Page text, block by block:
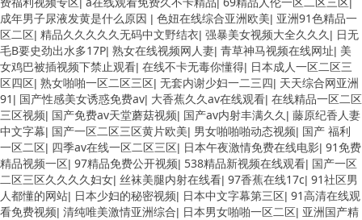
成年男子尿液发黄是什么原因 | 色妞在线综合亚洲欧美| 亚洲91色精品一
区二区| 精品久久久久久无码中文野结衣| 强暴美女视频大全久久久| 日无
毛B要史劲出水多17P| 熟女在线视频网人妻| 青草神马视频在线网址| 美
女鸡巴被插视频下禁止观看| 在线不卡无毒你懂得| 日本成人一区二区三
区四区| 熟女啪啪一区二区三区| 无套内谢少妇一二三四| 天天综合网亚洲
91 | 国产性感美女诱惑免费av| 大香蕉久久av在线观看| 在线精品一区二区
三区视频| 国产免费av天堂蘑菇视频| 国产av内射丰满久久| 藤原纪香人妻
中文字幕| 国产一区二区三区黄片欧美| 男女啪啪啪动态视频| 国产 福利
一区二区| 四季av在线一区二区三区| 日本午夜激情免费在线电影| 91免费
精品视频一区| 97精品免费公开视频| 538精品新视频在线观看| 国产一区
二区三区久久久久妇女| 丝袜美腿内射在线看| 97香蕉在线17c| 91社区男
人都懂的网站| 日本少妇的秘密视频| 日本中文字幕第三区| 91高清在线观
看免费视频| 清纯唯美激情亚洲综合| 日本男女啪啪一区二区| 亚洲国产精